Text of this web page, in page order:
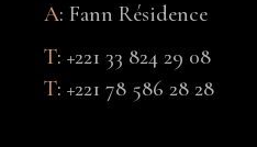
A:Fann Résidence
T:+221 33 824 29 08
T:+221 78 586 28 28